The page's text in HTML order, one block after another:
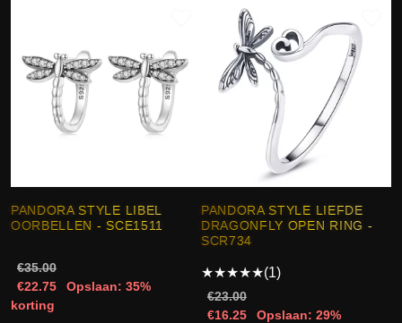
PANDORA STYLE LIBEL
OORBELLEN - SCE1511
€35.00
€22.75
Opslaan: 35%
korting
PANDORA STYLE LIEFDE
DRAGONFLY OPEN RING -
SCR734
★★★★★(1)
€23.00
€16.25
Opslaan: 29%